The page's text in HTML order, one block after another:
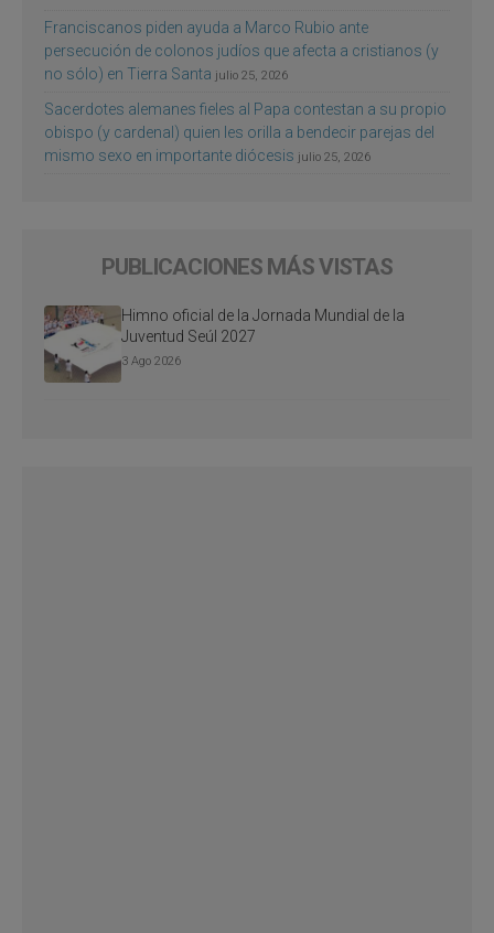
Franciscanos piden ayuda a Marco Rubio ante
persecución de colonos judíos que afecta a cristianos (y
no sólo) en Tierra Santa julio 25, 2026
Sacerdotes alemanes fieles al Papa contestan a su propio
obispo (y cardenal) quien les orilla a bendecir parejas del
mismo sexo en importante diócesis julio 25, 2026
PUBLICACIONES MÁS VISTAS
Himno oficial de la Jornada Mundial de la
Juventud Seúl 2027
3 Ago 2026